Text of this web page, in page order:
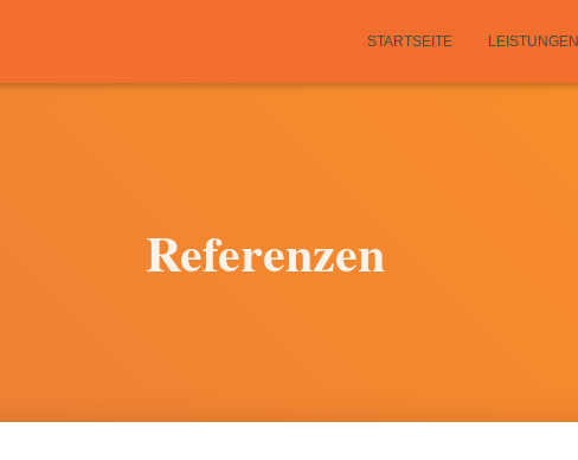
STARTSEITE LEISTUNGEN
Referenzen